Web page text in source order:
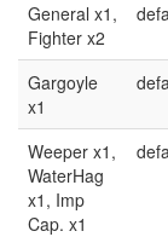
General x1,
Fighter x2
Gargoyle
x1
Weeper x1,
WaterHag
x1, Imp
Cap. x1